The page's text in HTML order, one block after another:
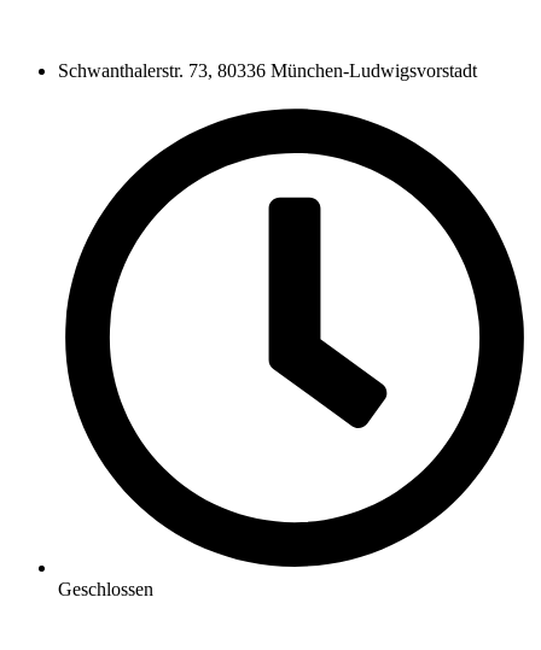
Schwanthalerstr. 73, 80336 München-Ludwigsvorstadt
Geschlossen